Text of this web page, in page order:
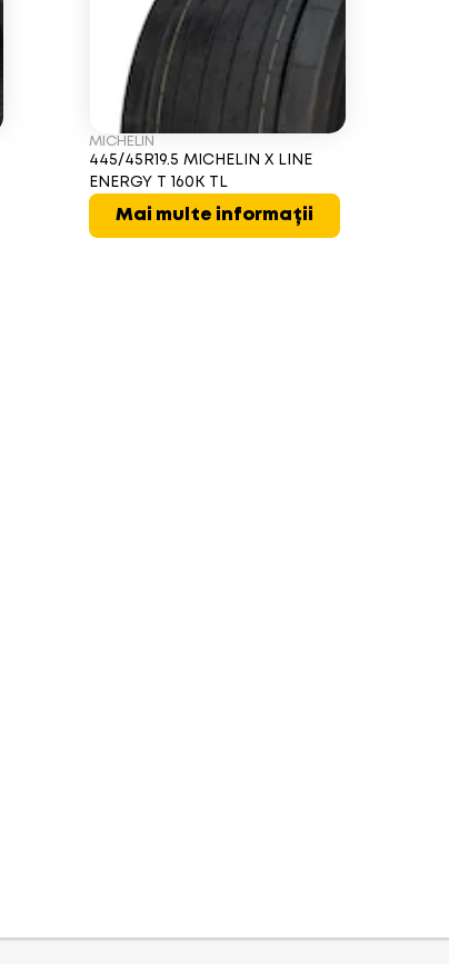
MICHELIN
445/45R19.5 MICHELIN X LINE
ENERGY T 160K TL
Mai multe informații